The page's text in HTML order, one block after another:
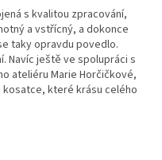
s kvalitou zpracování,
a vstřícný, a dokonce
taky opravdu povedlo.
Navíc ještě ve spolupráci s
ateliéru Marie Horčičkové,
které krásu celého